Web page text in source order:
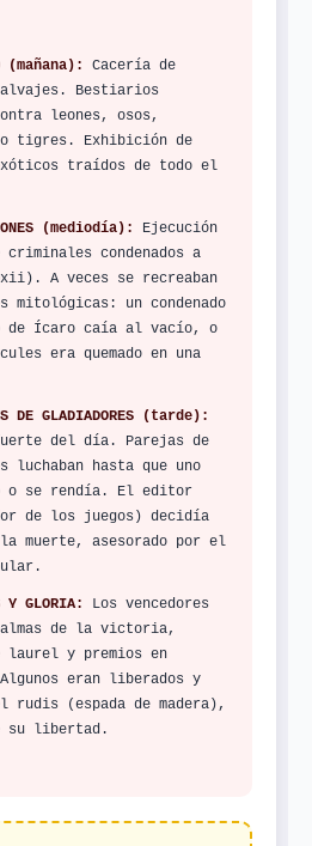
(mañana):
Cacería de
Bestiarios
leones, osos,
tigres. Exhibición de
traídos de todo el
(mediodía):
Ejecución
condenados a
A veces se recreaban
mitológicas: un condenado
de Ícaro caía al vacío, o
era quemado en una
DE GLADIADORES (tarde):
del día. Parejas de
luchaban hasta que uno
o se rendía. El editor
de los juegos) decidía
muerte, asesorado por el
Y GLORIA:
Los vencedores
de la victoria,
laurel y premios en
eran liberados y
rudis (espada de madera),
su libertad.